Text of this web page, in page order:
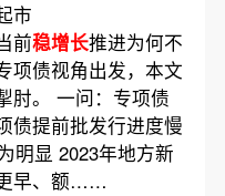
市
前稳增长推进为何不
项债视角出发，本文
肘。 一问：专项债
债提前批发行进度慢
明显 2023年地方新
早、额……